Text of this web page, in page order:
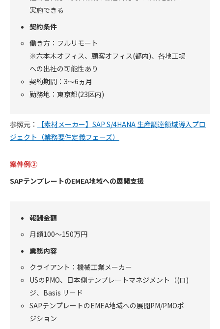
実施できる
契約条件
働き方：フルリモート
※六本木オフィス、顧客オフィス(都内)、各地工場
への出社の可能性あり
契約期間：3～6ヵ月
勤務地：東京都(23区内)
参照元：
【素材メーカー】SAP S/4HANA 生産調達領域導入プロ
ジェクト（業務要件定義フェーズ）
案件例②
SAPテンプレートのEMEA地域への展開支援
報酬金額
月額100～150万円
業務内容
クライアント：機械工業メーカー
USのPMO、日本側テンプレートマネジメント（(ロ)
ジ、Basis リード
SAPテンプレートのEMEA地域への展開PM/PMOポ
ジション